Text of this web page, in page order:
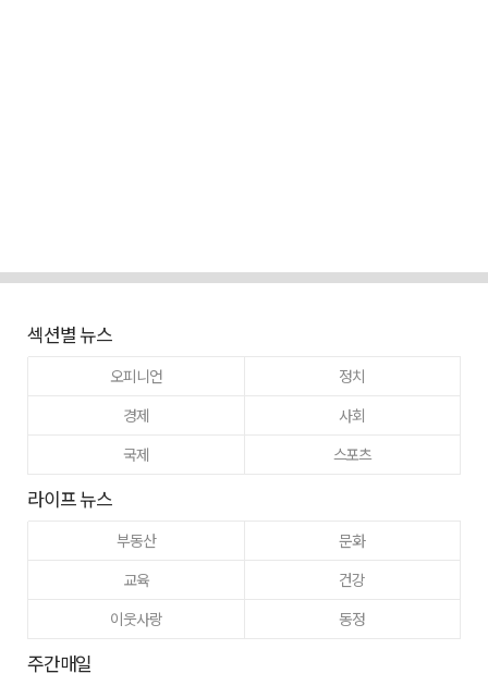
섹션별 뉴스
오피니언
정치
경제
사회
국제
스포츠
라이프 뉴스
부동산
문화
교육
건강
이웃사랑
동정
주간매일